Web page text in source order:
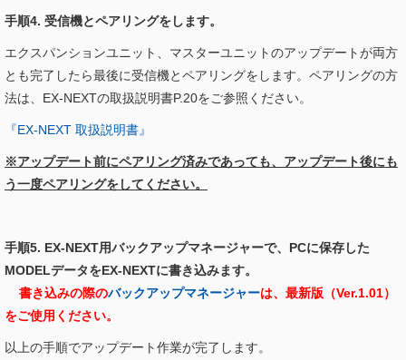
手順4. 受信機とペアリングをします。
エクスパンションユニット、マスターユニットのアップデートが両方
とも完了したら最後に受信機とペアリングをします。ペアリングの方
法は、EX-NEXTの取扱説明書P.20をご参照ください。
『EX-NEXT 取扱説明書』
※アップデート前にペアリング済みであっても、アップデート後にも
う一度ペアリングをしてください。
手順5. EX-NEXT用バックアップマネージャーで、PCに保存した
MODELデータをEX-NEXTに書き込みます。
書き込みの際のバックアップマネージャーは、最新版（Ver.1.01）
をご使用ください。
以上の手順でアップデート作業が完了します。